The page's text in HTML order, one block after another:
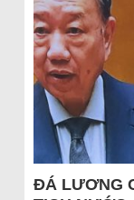
ĐÁ LƯƠNG